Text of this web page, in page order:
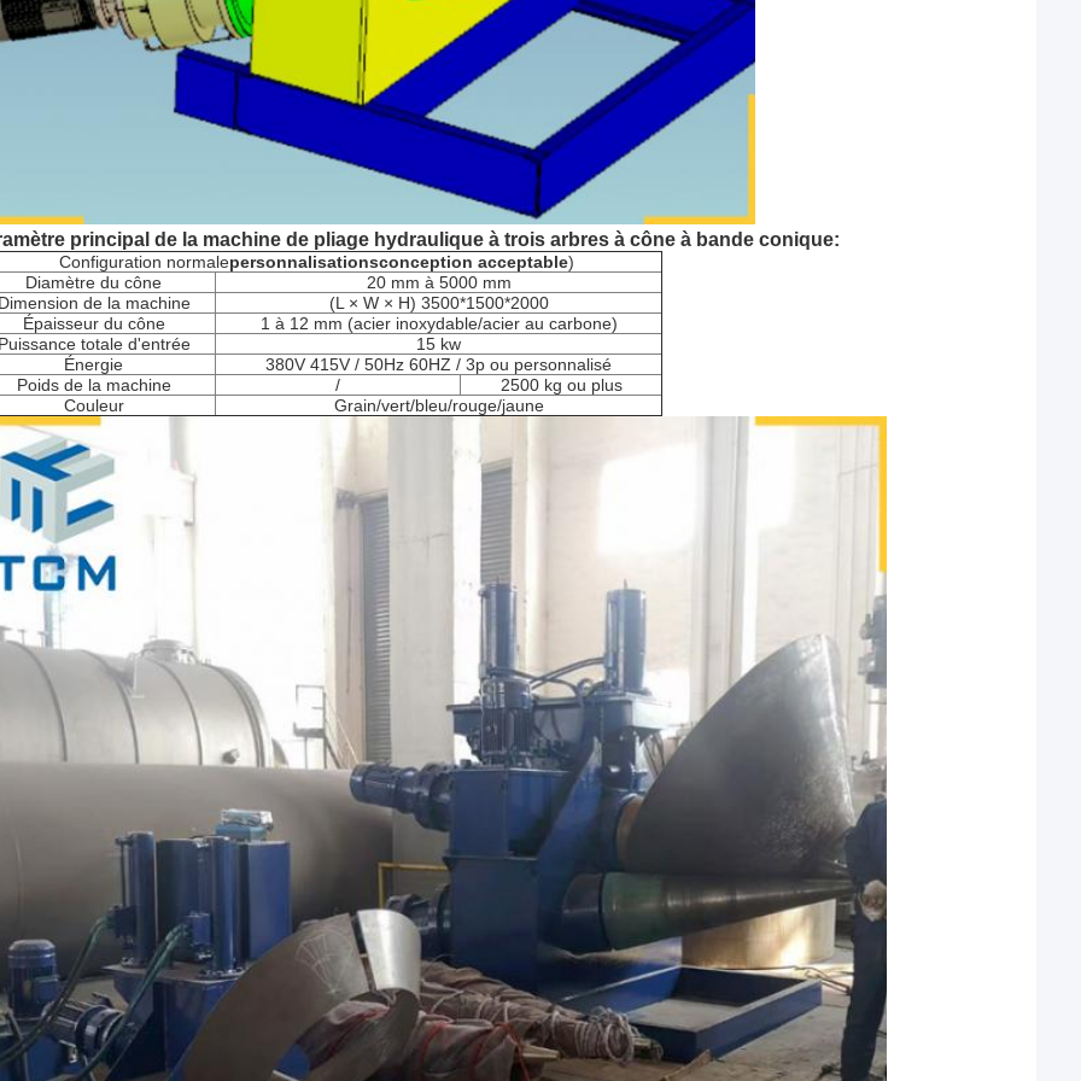
principal de la machine de pliage hydraulique à trois arbres à cône à bande conique:
Configuration normalepersonnalisationsconception acceptable)
Diamètre du cône
20 mm à 5000 mm
de la machine
(L × W × H) 3500*1500*2000
Épaisseur du cône
1 à 12 mm (acier inoxydable/acier au carbone)
totale d'entrée
15 kw
Énergie
380V 415V / 50Hz 60HZ / 3p ou personnalisé
Poids de la machine
/
2500 kg ou plus
Couleur
Grain/vert/bleu/rouge/jaune